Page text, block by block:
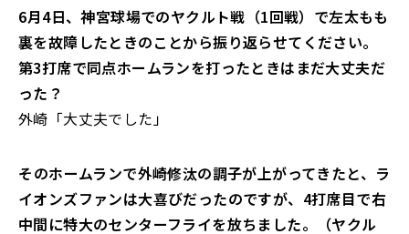
――6月4日、神宮球場でのヤクルト戦（1回戦）で左太もも
裏を故障したときのことから振り返らせてください。
第3打席で同点ホームランを打ったときはまだ大丈夫だ
った？
外崎「大丈夫でした」
――そのホームランで外崎修汰の調子が上がってきたと、ラ
イオンズファンは大喜びだったのですが、4打席目で右
中間に特大のセンターフライを放ちました。（ヤクル